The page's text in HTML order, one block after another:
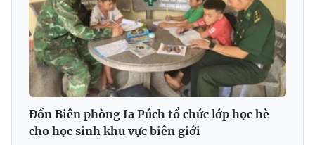
Đồn Biên phòng Ia Púch tổ chức lớp học hè
cho học sinh khu vực biên giới